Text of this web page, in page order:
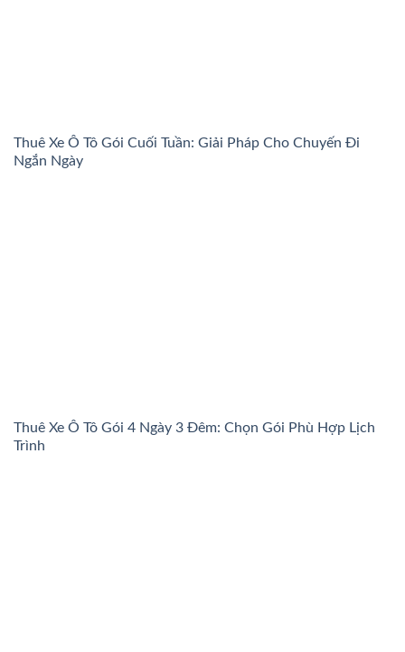
Thuê Xe Ô Tô Gói Cuối Tuần: Giải Pháp Cho Chuyến Đi
Ngắn Ngày
Thuê Xe Ô Tô Gói 4 Ngày 3 Đêm: Chọn Gói Phù Hợp Lịch
Trình